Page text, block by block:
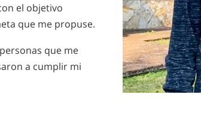
el objetivo
que me propuse.
que me
a cumplir mi